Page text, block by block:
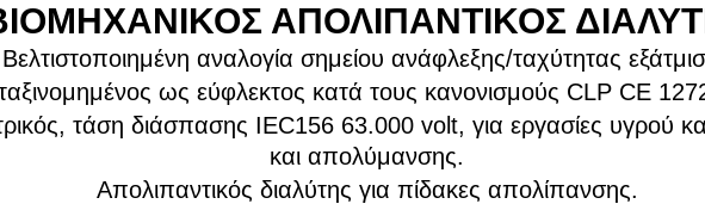
ΑΠΟΛΙΠΑΝΤΙΚΟΣ
Βελτιστοποιημένη αναλογία σημείου ανάφλεξης/ταχύτητας
ως εύφλεκτος κατά τους κανονισμούς CLP CE
τάση διάσπασης IEC156 63.000 volt, για εργασίες υγρού
και απολύμανσης.
Απολιπαντικός διαλύτης για πίδακες απολίπανσης.